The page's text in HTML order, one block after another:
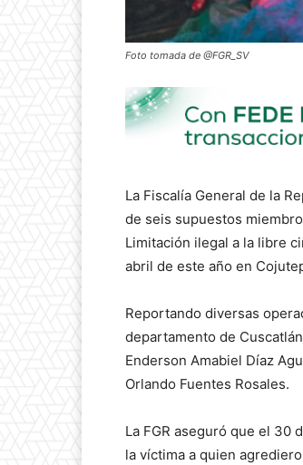
Foto tomada de @FGR_SV
La Fiscalía General de la
de seis supuestos
Limitación ilegal a la libre
abril de este año en
Reportando diversas
departamento de
Enderson Amabiel Díaz
Orlando Fuentes Rosales.
La FGR aseguró que el 30
la víctima a quien